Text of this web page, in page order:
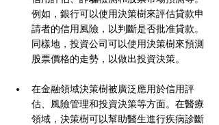
例如，銀行可以使用決策樹來評估貸款申
請者的信用風險，以判斷是否批准貸款。
同樣地，投資公司可以使用決策樹來預測
股票價格的走勢，以做出投資決策。
在金融領域決策樹被廣泛應用於信用評
估、風險管理和投資決策等方面。在醫療
領域，決策樹可以幫助醫生進行疾病診斷